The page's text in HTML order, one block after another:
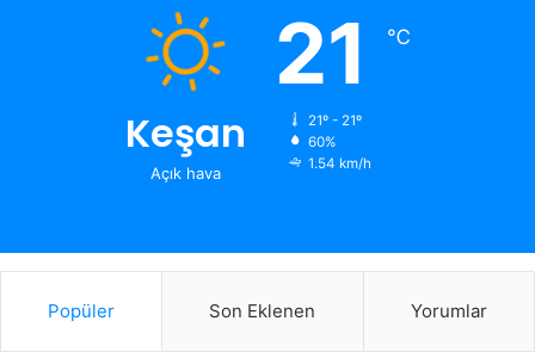
Keşan
Açık hava
21 ℃
21º - 21º
60%
1.54 km/h
Popüler Son Eklenen Yorumlar